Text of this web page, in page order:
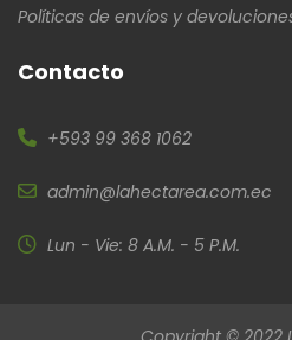
Políticas de envíos y
Contacto
+593 99 368 1062
admin@lahectarea.com.ec
Lun - Vie: 8 A.M. - 5 P.M.